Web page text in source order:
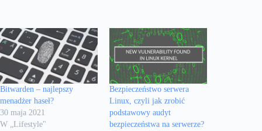
Bitwarden – najlepszy
menadżer haseł?
30 maja 2021
W „Lifestyle"
Bezpieczeństwo serwera
Linux, czyli jak zrobić
podstawowy audyt
bezpieczeństwa na serwerze?